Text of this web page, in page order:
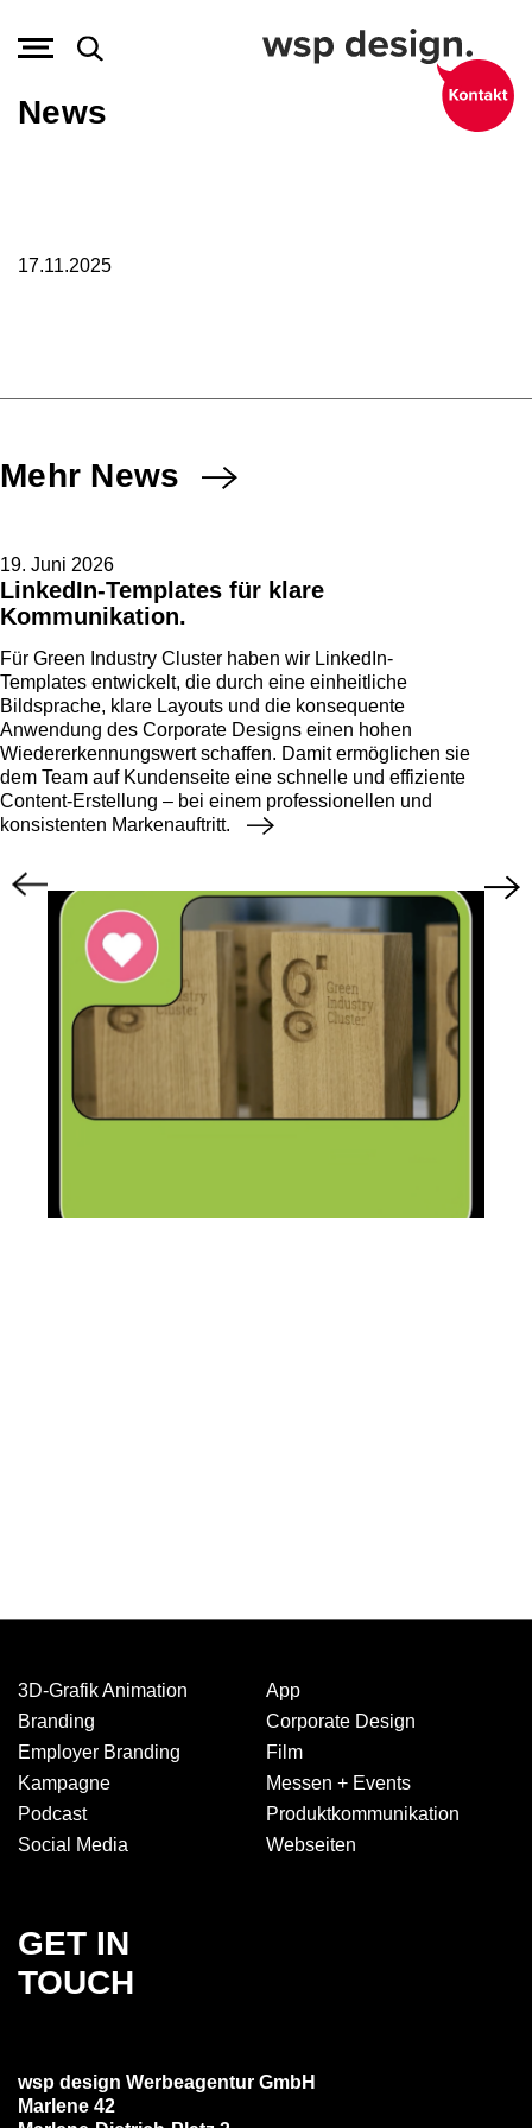
News
17.11.2025
Mehr News
19. Juni 2026
LinkedIn-Templates für klare
Kommunikation.
Für Green Industry Cluster haben wir LinkedIn-
Templates entwickelt, die durch eine einheitliche
Bildsprache, klare Layouts und die konsequente
Anwendung des Corporate Designs einen hohen
Wiedererkennungswert schaffen. Damit ermöglichen sie
dem Team auf Kundenseite eine schnelle und effiziente
Content-Erstellung – bei einem professionellen und
konsistenten Markenauftritt.
GET IN
TOUCH
wsp design Werbeagentur GmbH
Marlene 42
3D-Grafik Animation
App
Branding
Corporate Design
Employer Branding
Film
Kampagne
Messen + Events
Podcast
Produkt­kommuni­kation
Social Media
Webseiten